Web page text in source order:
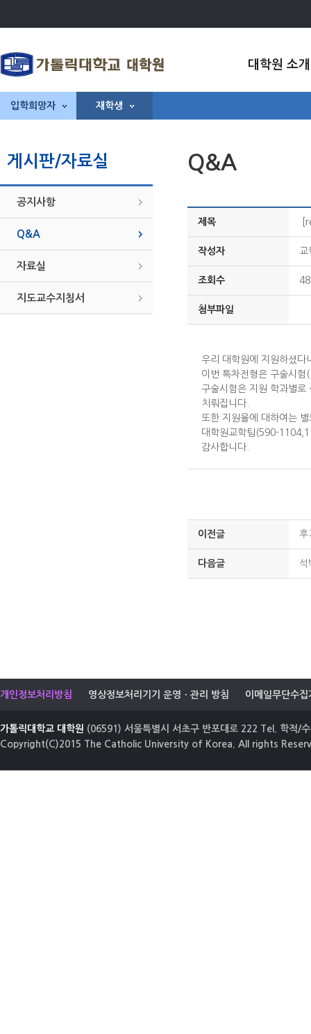
대학원 소개
입학희망자 재학생
게시판/자료실
공지사항
Q&A
자료실
지도교수지침서
Q&A
제목
작성자 교
조회수
첨부파일
우리 대학원에 지원하셨다
이번 특차전형은 구술시험
구술시험은 지원 학과별로
치뤄집니다.
또한 지원율에 대하여는
대학원교학팀(590-
감사합니다.
이전글 후
다음글 석
개인정보처리방침 영상정보처리기기 운영ㆍ관리 방침 이메일무단수집
가톨릭대학교 대학원 (06591) 서울특별시 서초구 반포대로 222 Tel. 학적/
Copyright(C)2015 The Catholic University of Korea. All rights